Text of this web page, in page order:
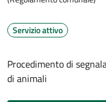
Servizio attivo
Procedimento di
di animali